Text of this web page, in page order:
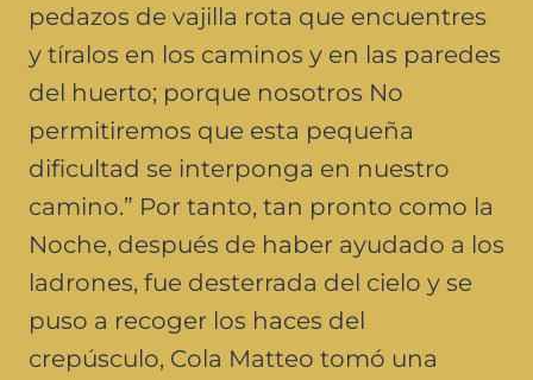
pedazos de vajilla rota que encuentres
y tíralos en los caminos y en las paredes
del huerto; porque nosotros No
permitiremos que esta pequeña
dificultad se interponga en nuestro
camino.” Por tanto, tan pronto como la
Noche, después de haber ayudado a los
ladrones, fue desterrada del cielo y se
puso a recoger los haces del
crepúsculo, Cola Matteo tomó una